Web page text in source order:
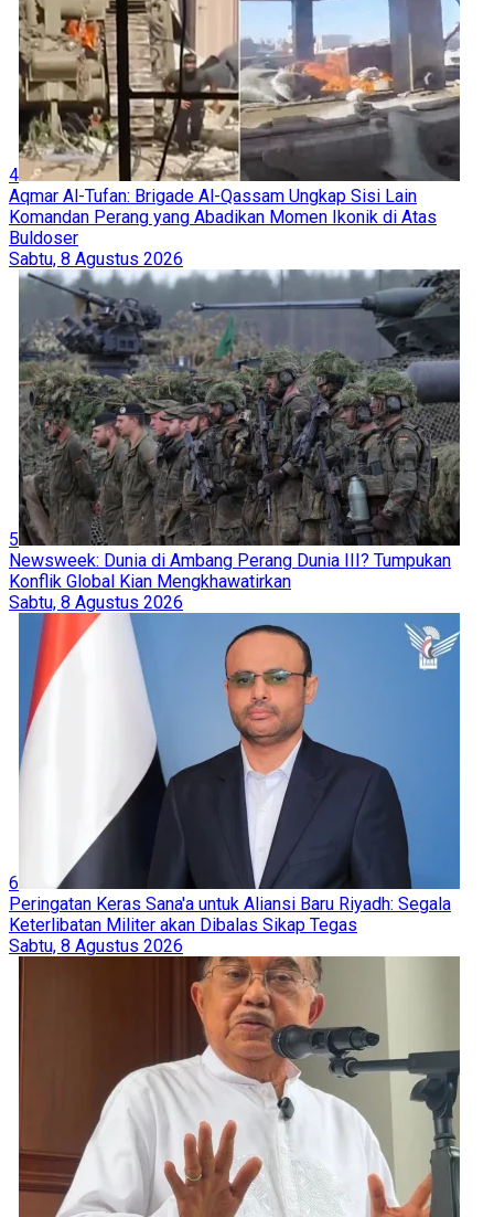
4
Aqmar Al-Tufan: Brigade Al-Qassam Ungkap Sisi Lain
Komandan Perang yang Abadikan Momen Ikonik di Atas
Buldoser
Sabtu, 8 Agustus 2026
5
Newsweek: Dunia di Ambang Perang Dunia III? Tumpukan
Konflik Global Kian Mengkhawatirkan
Sabtu, 8 Agustus 2026
6
Peringatan Keras Sana'a untuk Aliansi Baru Riyadh: Segala
Keterlibatan Militer akan Dibalas Sikap Tegas
Sabtu, 8 Agustus 2026